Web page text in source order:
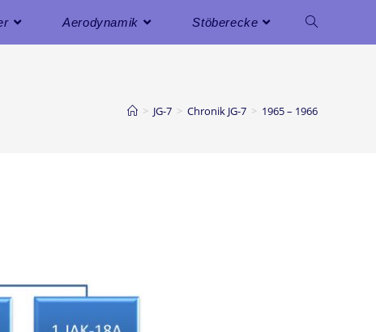
Aerodynamik Stöberecke
> JG-7 > Chronik JG-7 > 1965 – 1966